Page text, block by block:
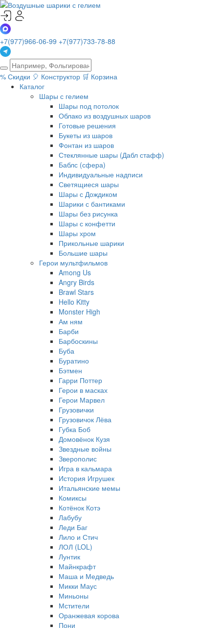
+7(977)966-06-99 +7(977)733-78-88
% Скидки 🎈 Конструктор 🛒 Корзина
Каталог
Шары с гелием
Шары под потолок
Облако из воздушных шаров
Готовые решения
Букеты из шаров
Фонтан из шаров
Стеклянные шары (Дабл стафф)
Баблс (сфера)
Индивидуальные надписи
Светящиеся шары
Шары с Дождиком
Шарики с бантиками
Шары без рисунка
Шары с конфетти
Шары хром
Прикольные шарики
Большие шары
Герои мультфильмов
Among Us
Angry Birds
Brawl Stars
Hello Kitty
Monster High
Ам ням
Барби
Барбоскины
Буба
Буратино
Бэтмен
Гарри Поттер
Герои в масках
Герои Марвел
Грузовички
Грузовичок Лёва
Губка Боб
Домовёнок Кузя
Звездные войны
Зверополис
Игра в кальмара
История Игрушек
Итальянские мемы
Комиксы
Котёнок Котэ
Лабубу
Леди Баг
Лило и Стич
ЛОЛ (LOL)
Лунтик
Майнкрафт
Маша и Медведь
Микки Маус
Миньоны
Мстители
Оранжевая корова
Пони